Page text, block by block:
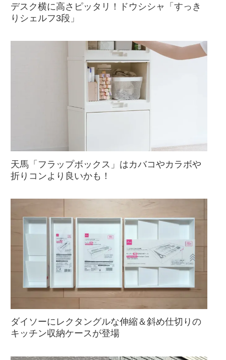
デスク横に高さピッタリ！ドウシシャ「すっき
りシェルフ3段」
天馬「フラップボックス」はカバコやカラボや
折りコンより良いかも！
ダイソーにレクタングルな伸縮＆斜め仕切りの
キッチン収納ケースが登場